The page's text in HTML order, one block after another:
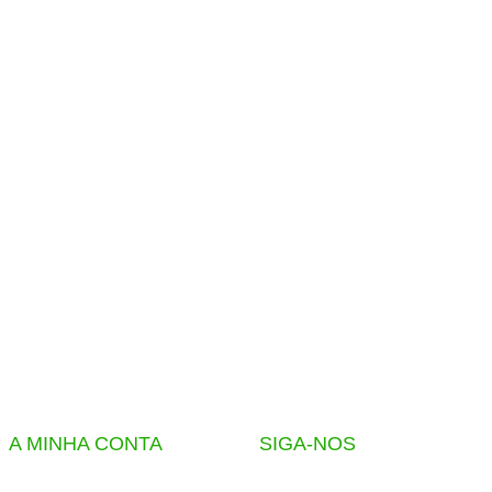
A MINHA CONTA SIGA-NOS